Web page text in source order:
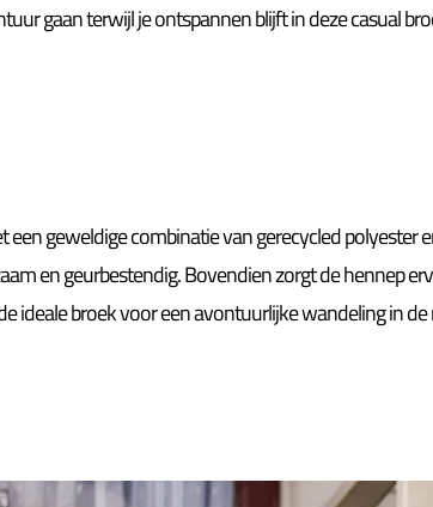
gaan terwijl je ontspannen blijft in deze casual
geweldige combinatie van gerecycled polyester
en geurbestendig. Bovendien zorgt de hennep
ideale broek voor een avontuurlijke wandeling in